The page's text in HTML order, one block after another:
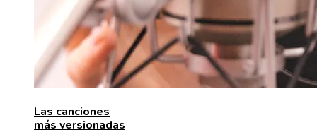
Las canciones
más versionadas